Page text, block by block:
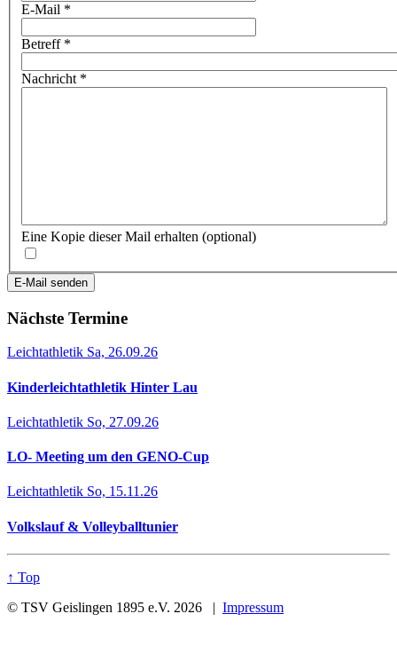
E-Mail *
Betreff*
Nachricht *
Eine Kopie dieser Mail erhalten (optional)
E-Mail senden
Nächste Termine
Leichtathletik Sa, 26.09.26
Kinderleichtathletik Hinter Lau
Leichtathletik So, 27.09.26
LO- Meeting um den GENO-Cup
Leichtathletik So, 15.11.26
Volkslauf & Volleyballtunier
↑ Top
© TSV Geislingen 1895 e.V. 2026 | Impressum